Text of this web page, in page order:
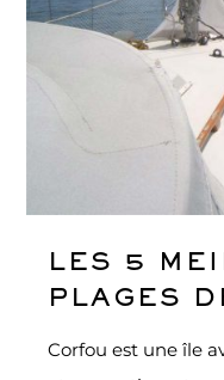
LES 5
PLAGES
Corfou est une île